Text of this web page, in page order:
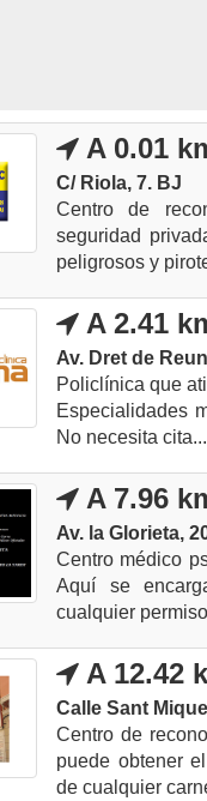
A 0.01
C/ Riola, 7. BJ
Centro de
seguridad
peligrosos y
A 2.41
Av. Dret de
Policlínica que
Especialidades
No necesita cita...
A 7.96
Av. la Glorieta,
Centro médico
Aquí se
cualquier
A 12.42
Calle Sant
Centro de
puede obtener
de cualquier